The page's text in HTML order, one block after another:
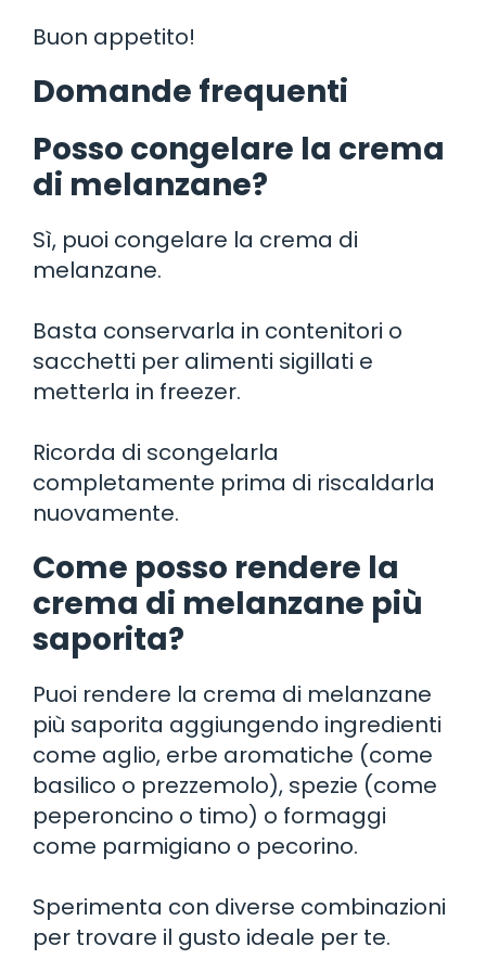
Buon appetito!
Domande frequenti
Posso congelare la crema
di melanzane?
Sì, puoi congelare la crema di
melanzane.
Basta conservarla in contenitori o
sacchetti per alimenti sigillati e
metterla in freezer.
Ricorda di scongelarla
completamente prima di riscaldarla
nuovamente.
Come posso rendere la
crema di melanzane più
saporita?
Puoi rendere la crema di melanzane
più saporita aggiungendo ingredienti
come aglio, erbe aromatiche (come
basilico o prezzemolo), spezie (come
peperoncino o timo) o formaggi
come parmigiano o pecorino.
Sperimenta con diverse combinazioni
per trovare il gusto ideale per te.